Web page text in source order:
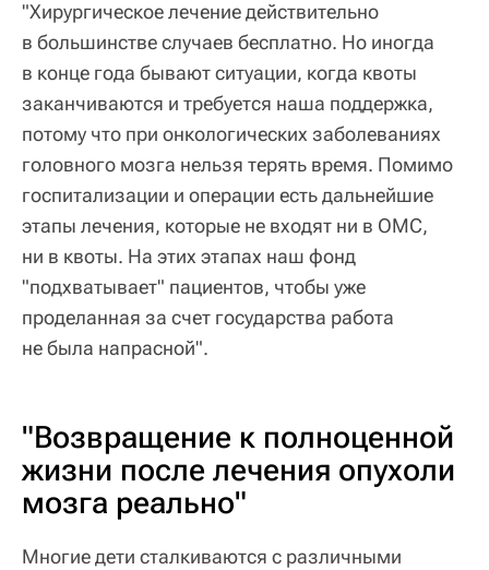
"Хирургическое лечение действительно
в большинстве случаев бесплатно. Но иногда
в конце года бывают ситуации, когда квоты
заканчиваются и требуется наша поддержка,
потому что при онкологических заболеваниях
головного мозга нельзя терять время. Помимо
госпитализации и операции есть дальнейшие
этапы лечения, которые не входят ни в ОМС,
ни в квоты. На этих этапах наш фонд
"подхватывает" пациентов, чтобы уже
проделанная за счет государства работа
не была напрасной".
"Возвращение к полноценной
жизни после лечения опухоли
мозга реально"
Многие дети сталкиваются с различными